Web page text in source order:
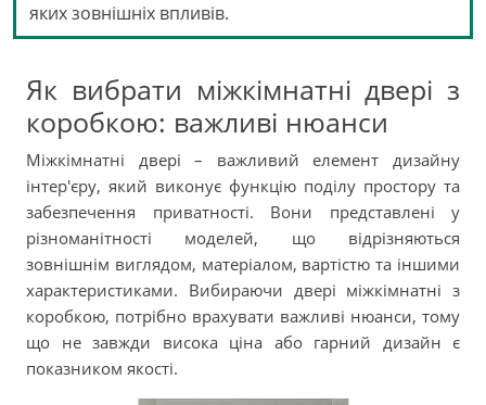
яких зовнішніх впливів.
Як вибрати міжкімнатні двері з
коробкою: важливі нюанси
Міжкімнатні двері – важливий елемент дизайну
інтер'єру, який виконує функцію поділу простору та
забезпечення приватності. Вони представлені у
різноманітності моделей, що відрізняються
зовнішнім виглядом, матеріалом, вартістю та іншими
характеристиками. Вибираючи двері міжкімнатні з
коробкою, потрібно врахувати важливі нюанси, тому
що не завжди висока ціна або гарний дизайн є
показником якості.